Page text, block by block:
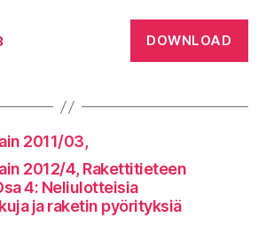
DOWNLOAD
2011/03,
2012/4, Rakettitieteen
4: Neliulotteisia
ja raketin pyörityksiä